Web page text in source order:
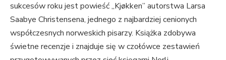
sukcesów roku jest powieść „Kjøkken” autorstwa Larsa
Saabye Christensena, jednego z najbardziej cenionych
współczesnych norweskich pisarzy. Książka zdobywa
świetne recenzje i znajduje się w czołówce zestawień